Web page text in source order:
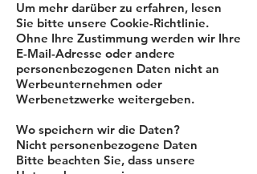
Um mehr darüber zu erfahren, lesen
Sie bitte unsere Cookie-Richtlinie.
Ohne Ihre Zustimmung werden wir Ihre
E-Mail-Adresse oder andere
personenbezogenen Daten nicht an
Werbeunternehmen oder
Werbenetzwerke weitergeben.
Wo speichern wir die Daten?
Nicht personenbezogene Daten
Bitte beachten Sie, dass unsere